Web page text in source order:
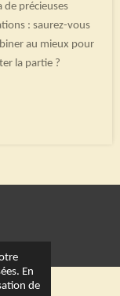
En
de
de précieuses
: saurez-vous
au mieux pour
la partie ?